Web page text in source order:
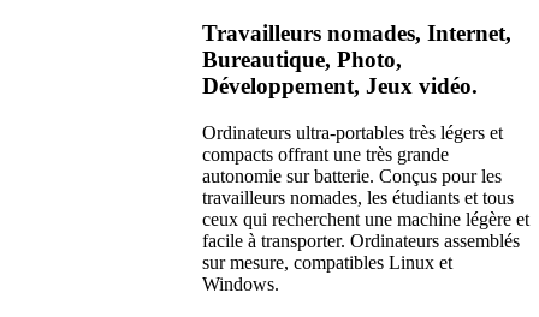
Travailleurs nomades, Internet,
Bureautique, Photo,
Développement, Jeux vidéo.
Ordinateurs ultra-portables très légers et
compacts offrant une très grande
autonomie sur batterie. Conçus pour les
travailleurs nomades, les étudiants et tous
ceux qui recherchent une machine légère et
facile à transporter. Ordinateurs assemblés
sur mesure, compatibles Linux et
Windows.